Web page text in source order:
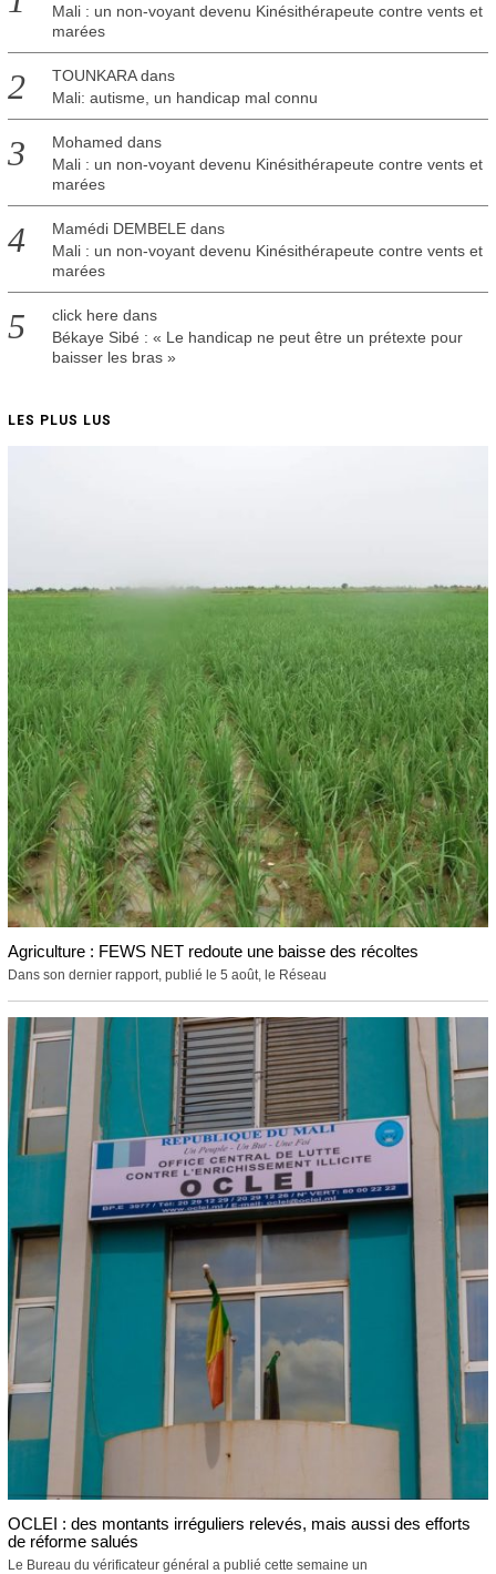
Mali : un non-voyant devenu Kinésithérapeute contre vents et
marées
TOUNKARAdans
Mali: autisme, un handicap mal connu
Mohamed dans
Mali : un non-voyant devenu Kinésithérapeute contre vents et
marées
Mamédi DEMBELEdans
Mali : un non-voyant devenu Kinésithérapeute contre vents et
marées
click here dans
Békaye Sibé : « Le handicap ne peut être un prétexte pour
baisser les bras »
LES PLUS LUS
Agriculture : FEWS NET redoute une baisse des récoltes
Dans son dernier rapport, publié le 5 août, le Réseau
OCLEI : des montants irréguliers relevés, mais aussi des efforts
de réforme salués
Le Bureau du vérificateur général a publié cette semaine un